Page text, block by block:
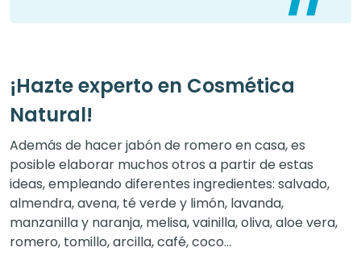
¡Hazte experto en Cosmética
Natural!
Además de hacer jabón de romero en casa, es
posible elaborar muchos otros a partir de estas
ideas, empleando diferentes ingredientes: salvado,
almendra, avena, té verde y limón, lavanda,
manzanilla y naranja, melisa, vainilla, oliva, aloe vera,
romero, tomillo, arcilla, café, coco…